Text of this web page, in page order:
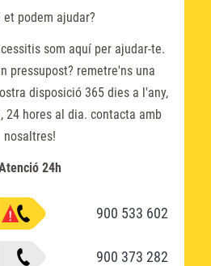
et podem ajudar?
som aquí per ajudar-te.
pressupost? remetre'ns una
disposició 365 dies a l'any,
24 hores al dia. contacta amb
nosaltres!
24h
900 533 602
900 373 282